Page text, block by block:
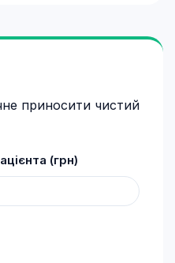
приносити чистий
(грн)